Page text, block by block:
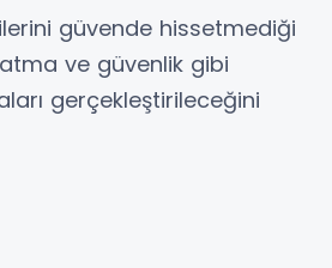
güvende hissetmediği
ve güvenlik gibi
gerçekleştirileceğini